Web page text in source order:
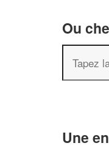
Ou
Une